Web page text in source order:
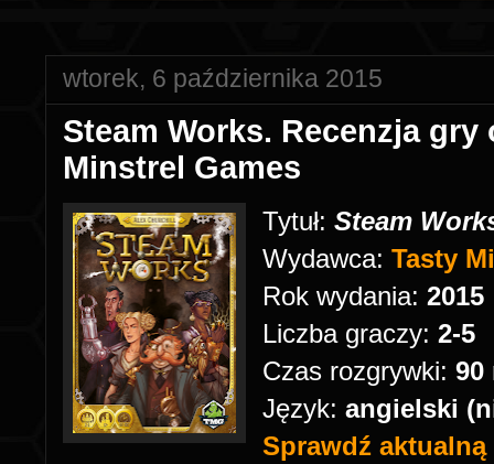
wtorek, 6 października 2015
Steam Works. Recenzja
Minstrel Games
Tytuł: Steam
Wydawca: Tasty
Rok wydania: 2015
Liczba graczy: 2-5
Czas rozgrywki: 90
Język: angielski
Sprawdź